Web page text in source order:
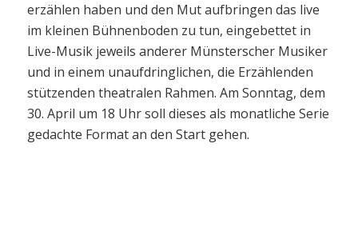
erzählen haben und den Mut aufbringen das live
im kleinen Bühnenboden zu tun, eingebettet in
Live-Musik jeweils anderer Münsterscher Musiker
und in einem unaufdringlichen, die Erzählenden
stützenden theatralen Rahmen. Am Sonntag, dem
30. April um 18 Uhr soll dieses als monatliche Serie
gedachte Format an den Start gehen.